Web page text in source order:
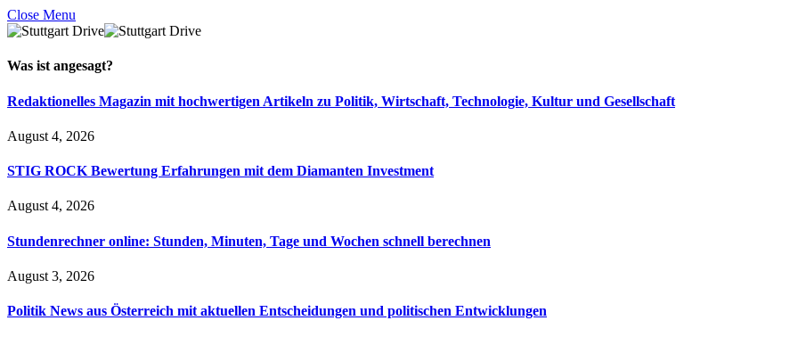
Close Menu
Was ist angesagt?
Redaktionelles Magazin mit hochwertigen Artikeln zu Politik, Wirtschaft, Technologie, Kultur und Gesellschaft
August 4, 2026
STIG ROCK Bewertung Erfahrungen mit dem Diamanten Investment
August 4, 2026
Stundenrechner online: Stunden, Minuten, Tage und Wochen schnell berechnen
August 3, 2026
Politik News aus Österreich mit aktuellen Entscheidungen und politischen Entwicklungen